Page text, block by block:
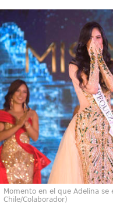
Momento en el que Adelina
Chile/Colaborador)